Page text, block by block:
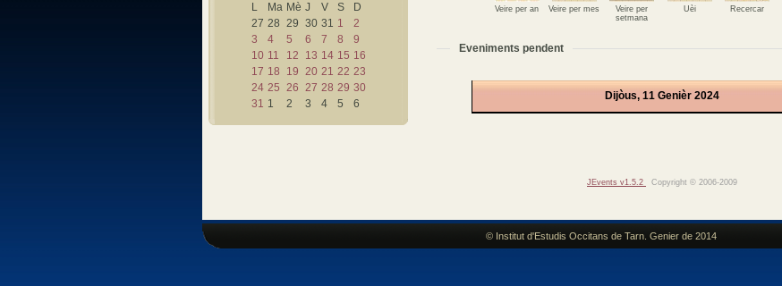
L
Ma Mè J V S
D
27 28 29 30 31 1
2
3
4 5 6 7 8
9
10 11 12 13 14 15 16
17 18 19 20 21 22 23
24 25 26 27 28 29 30
31 1 2 3 4 5 6
Veire per an Veire per mes
Veire per
setmana
Uèi Recercar
Eveniments pendent
Dijòus, 11 Genièr 2024
JEvents v1.5.2 Copyright © 2006-2009
© Institut d'Estudis Occitans de Tarn. Genier de 2014